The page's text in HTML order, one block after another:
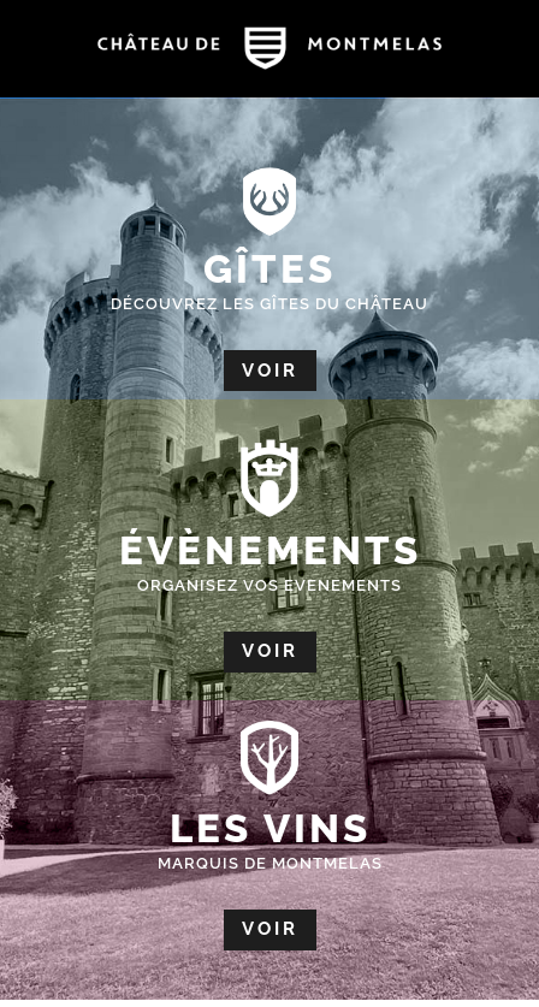
GÎTES
DÉCOUVREZ LES GÎTES DU CHÂTEAU
VOIR
ÉVÈNEMENTS
ORGANISEZ VOS EVENEMENTS
VOIR
LES VINS
MARQUIS DE MONTMELAS
VOIR